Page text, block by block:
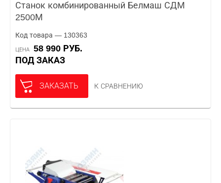
Станок комбинированный Белмаш СДМ
2500М
Код товара — 130363
ЦЕНА
58 990 РУБ.
ПОД ЗАКАЗ
ЗАКАЗАТЬ К СРАВНЕНИЮ